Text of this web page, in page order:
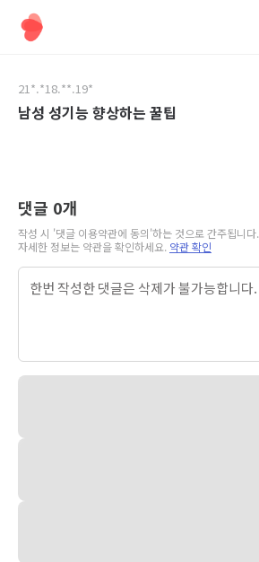
올데이팅
21*.*18.**.19*
남성 성기능 향상하는 꿀팁
댓글 0개
작성 시 '댓글 이용약관에 동의'하는 것으로 간주됩니다.
자세한 정보는 약관을 확인하세요. 약관 확인